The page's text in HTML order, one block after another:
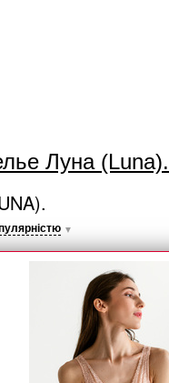
Луна (Luna).
▼